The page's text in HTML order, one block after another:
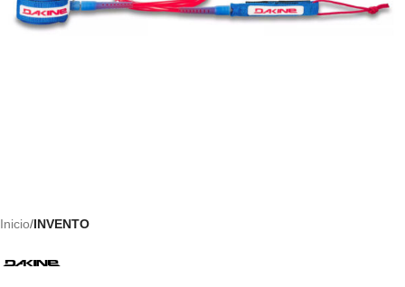
Inicio INVENTO